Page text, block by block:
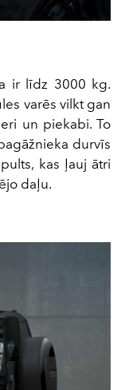
ir līdz 3000 kg.
varēs vilkt gan
un piekabi. To
durvīs
kas ļauj ātri
daļu.